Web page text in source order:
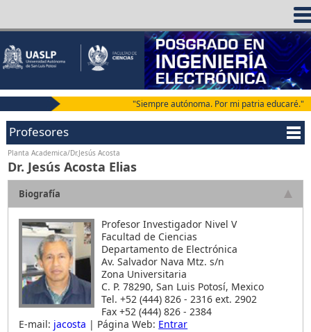
"Siempre autónoma. Por mi patria educaré."
Profesores
Planta Academica/Dr.Jesús Acosta
Dr. Jesús Acosta Elias
Biografía
Profesor Investigador Nivel V
Facultad de Ciencias
Departamento de Electrónica
Av. Salvador Nava Mtz. s/n
Zona Universitaria
C. P. 78290, San Luis Potosí­, Mexico
Tel. +52 (444) 826 - 2316 ext. 2902
Fax +52 (444) 826 - 2384
E-mail: jacosta | Página Web: Entrar